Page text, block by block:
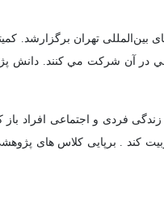
به “ايران اُپن” از ۱۶ تا ۱۸ فروردین ماه ۱۳۹۶ در محل دایمی نمایشگاه‌های
در آن شركت مي كنند. دانش
فردی و اجتماعی افراد باز
کند . برپایی کلاس های